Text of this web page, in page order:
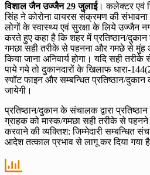
विशाल जैन उज्जैन 29 जुलाई। कलेक्टर एवं
सिंह ने कोरोना वायरस संक्रमण की
लोगों के स्वास्थ्य एवं सुरक्षा के लिये उज्जैन
करते हुए कहा है कि शहर में प्रतिष्ठान/
गमछा सही तरीके से पहनना और गमछे से
किया जाना अनिवार्य होगा। यदि सही
पाये गये तो दुकानदारों के खिलाफ धारा-
स्पॉट फाइन और सम्बन्धित प्रतिष्ठान/दुकान
जायेगी।
प्रतिष्ठान/दुकान के संचालक द्वारा
ग्राहक को मास्क/गमछा सही तरीके से
करवाने की व्यक्तिश: जिम्मेदारी सम्बन्धित
आदेश तत्काल प्रभाव से लागू कर दिया गया